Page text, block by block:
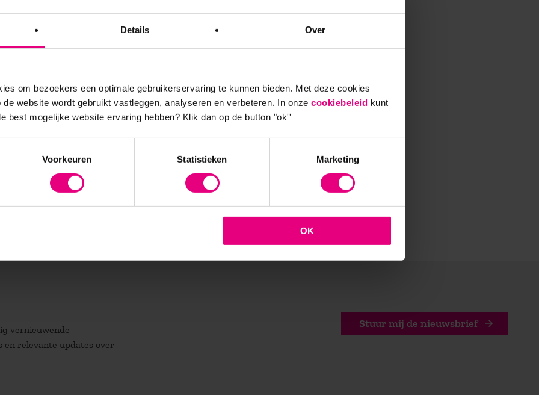
Details Over
om bezoekers een optimale gebruikerservaring te kunnen bieden. Met deze cookies
de website wordt gebruikt vastleggen, analyseren en verbeteren. In onze cookiebeleid kunt
best mogelijke website ervaring hebben? Klik dan op de button "ok''
Voorkeuren Statistieken Marketing
OK
gaan mensen
wel en
om niet
te bepalen hoe
over
Lees meer
vernieuwende
en relevante updates over
Stuur mij de nieuwsbrief